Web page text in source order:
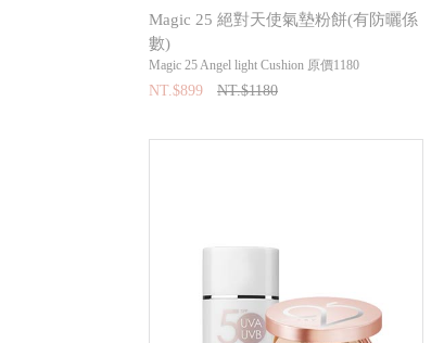
Magic 25 絕對天使氣墊粉餅(有防曬係
數)
Magic 25 Angel light Cushion 原價1180
NT.$899 NT.$1180